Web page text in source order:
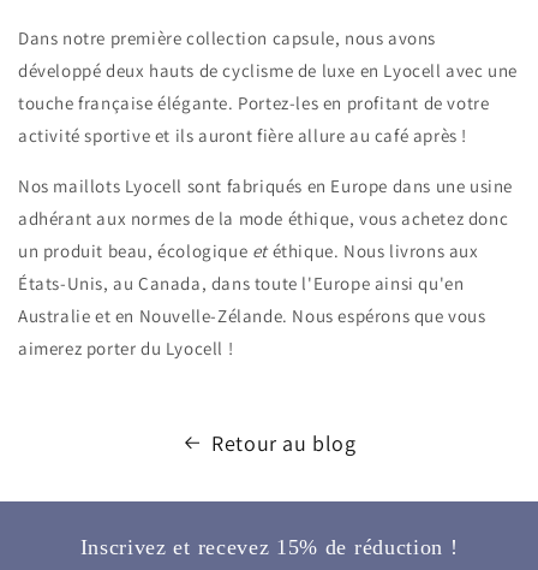
Dans notre première collection capsule, nous avons
développé deux hauts de cyclisme de luxe en Lyocell avec une
touche française élégante. Portez-les en profitant de votre
activité sportive et ils auront fière allure au café après !
Nos maillots Lyocell sont fabriqués en Europe dans une usine
adhérant aux normes de la mode éthique, vous achetez donc
un produit beau, écologique etéthique. Nous livrons aux
États-Unis, au Canada, dans toute l'Europe ainsi qu'en
Australie et en Nouvelle-Zélande. Nous espérons que vous
aimerez porter du Lyocell !
Retour au blog
Inscrivez et recevez 15% de réduction !